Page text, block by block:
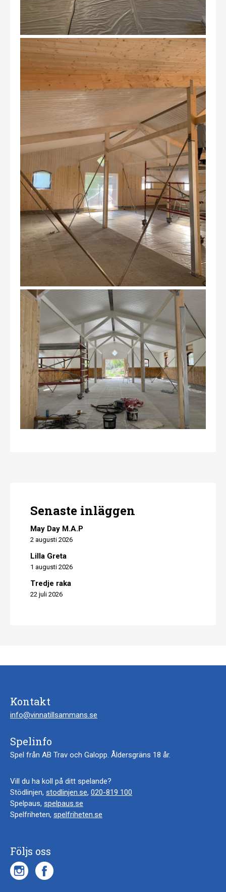
Senaste inläggen
May Day M.A.P
2 augusti 2026
Lilla Greta
1 augusti 2026
Tredje raka
22 juli 2026
Kontakt
info@vinnatillsammans.se
Spelinfo
Spel från AB Trav och Galopp. Åldersgräns 18 år.
Vill du ha koll på ditt spelande?
Stödlinjen, stodlinjen.se, 020-819 100
Spelpaus, spelpaus.se
Spelfriheten, spelfriheten.se
Följs oss